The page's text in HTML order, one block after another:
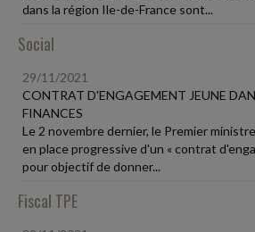
dans la région Ile-de-France sont...
Social
29/11/2021
CONTRAT D'ENGAGEMENT JEUNE
FINANCES
Le 2 novembre dernier, le Premier
en place progressive d'un « contrat
pour objectif de donner...
Fiscal TPE